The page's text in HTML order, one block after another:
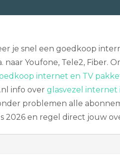
je snel een goedkoop
Youfone, Tele2, Fiber.
internet en TV
info over glasvezel internet
problemen alle
2026 en regel direct jouw